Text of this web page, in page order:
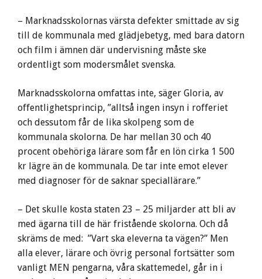
– Marknadsskolornas värsta defekter smittade av sig
till de kommunala med glädjebetyg, med bara datorn
och film i ämnen där undervisning måste ske
ordentligt som modersmålet svenska.
Marknadsskolorna omfattas inte, säger Gloria, av
offentlighetsprincip, ”alltså ingen insyn i rofferiet
och dessutom får de lika skolpeng som de
kommunala skolorna. De har mellan 30 och 40
procent obehöriga lärare som får en lön cirka 1 500
kr lägre än de kommunala. De tar inte emot elever
med diagnoser för de saknar speciallärare.”
– Det skulle kosta staten 23 – 25 miljarder att bli av
med ägarna till de här fristående skolorna. Och då
skräms de med: ”Vart ska eleverna ta vägen?” Men
alla elever, lärare och övrig personal fortsätter som
vanligt MEN pengarna, våra skattemedel, går in i